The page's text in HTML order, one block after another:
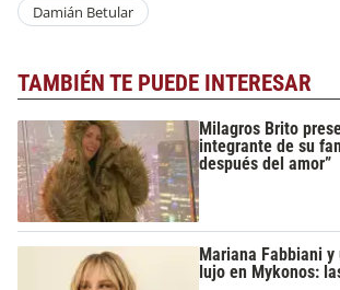
Damián Betular
TAMBIÉN TE PUEDE INTERESAR
Milagros Brito
integrante de su
después del amor”
Mariana Fabbiani y
lujo en Mykonos: